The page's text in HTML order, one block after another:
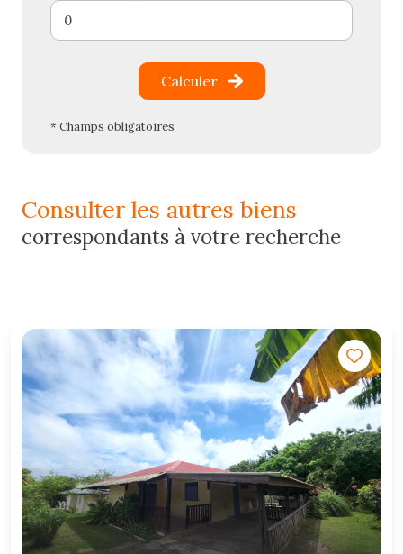
Calculer
* Champs obligatoires
consulter les autres biens
correspondants à votre recherche